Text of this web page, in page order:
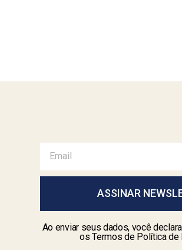
ASSINAR
Ao enviar seus dados, você
os Termos de Política de